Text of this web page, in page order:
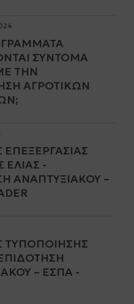
ΣΎΝΤΟΜΑ
ΤΗΝ
ΑΓΡΟΤΙΚΏΝ
ΕΛΙΆΣ -
ΑΝΑΠΤΥΞΙΑΚΟΎ –
– ΕΣΠΑ -